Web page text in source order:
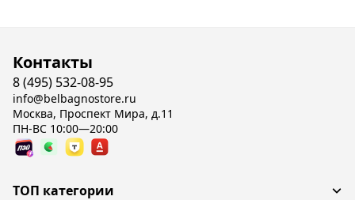
Контакты
8 (495) 532-08-95
info@belbagnostore.ru
Москва, Проспект Мира, д.11
ПН-ВС 10:00—20:00
ТОП категории